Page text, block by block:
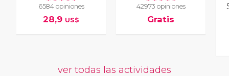
6584 opiniones
28,9 US$
42973 opiniones
Gratis
ver todas las actividades